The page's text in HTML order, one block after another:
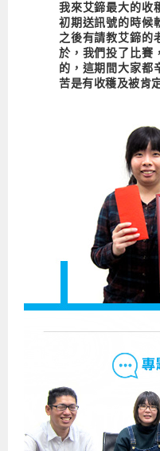
我來艾鍗最大的收
初期送訊號的時候
之後有請教艾鍗的
於，我們投了比賽
的，這期間大家都
苦是有收穫及被肯